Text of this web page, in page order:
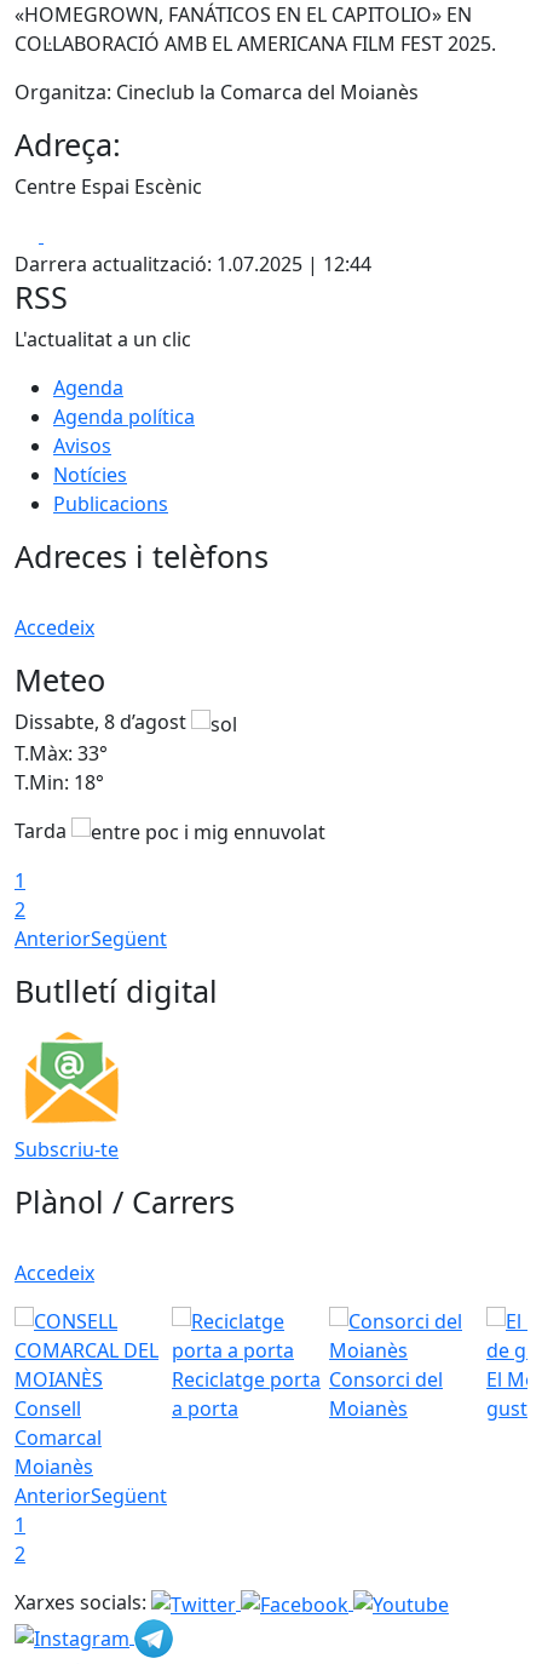
«HOMEGROWN, FANÁTICOS EN EL CAPITOLIO» EN
COL·LABORACIÓ AMB EL AMERICANA FILM FEST 2025.
Organitza: Cineclub la Comarca del Moianès
Adreça:
Centre Espai Escènic
Darrera actualització: 1.07.2025 | 12:44
RSS
L'actualitat a un clic
Agenda
Agenda política
Avisos
Notícies
Publicacions
Adreces i telèfons
Accedeix
Meteo
Dissabte, 8 d’agost
T.Màx: 33°
T.Min: 18°
Tarda
1
2
AnteriorSegüent
Butlletí digital
Subscriu-te
Plànol / Carrers
Accedeix
Consell
Comarcal
Moianès
Reciclatge porta
a porta
Consorci del
Moianès
El
gust
AnteriorSegüent
1
2
Xarxes socials: